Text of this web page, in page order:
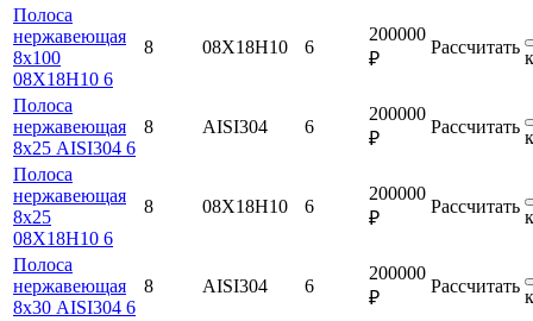
Полоса
нержавеющая
8х100
08Х18Н10 6
8 08Х18Н10 6
200000
₽
Рассчитать
Полоса
нержавеющая
8х25 AISI304 6
8 AISI304 6
200000
₽
Рассчитать
Полоса
нержавеющая
8х25
08Х18Н10 6
8 08Х18Н10 6
200000
₽
Рассчитать
Полоса
нержавеющая
8х30 AISI304 6
8 AISI304 6
200000
₽
Рассчитать